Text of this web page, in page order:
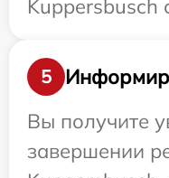
Kuppersbusch
5
Вы получите
завершении